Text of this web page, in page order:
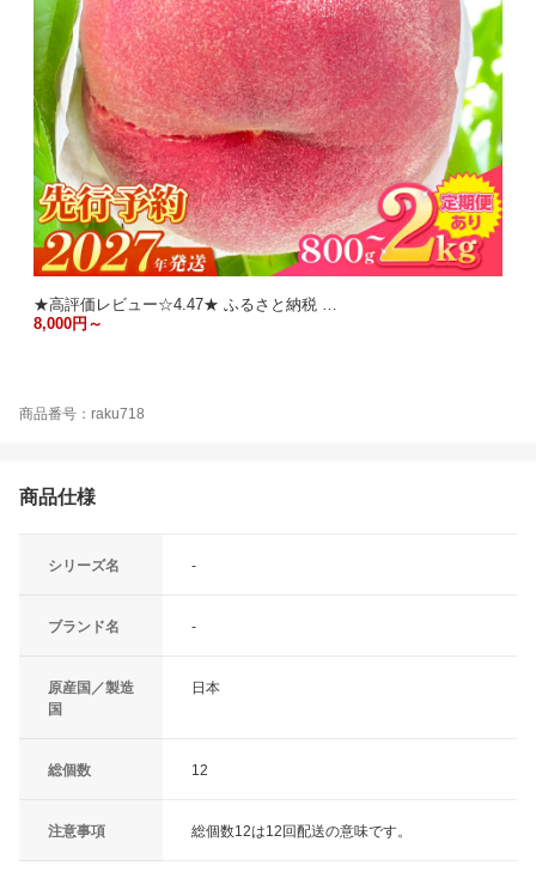
★高評価レビュー☆4.47★ ふるさと納税 …
8,000円～
商品番号：raku718
商品仕様
シリーズ名 -
ブランド名 -
原産国／製造
国
日本
総個数 12
注意事項 総個数12は12回配送の意味です。